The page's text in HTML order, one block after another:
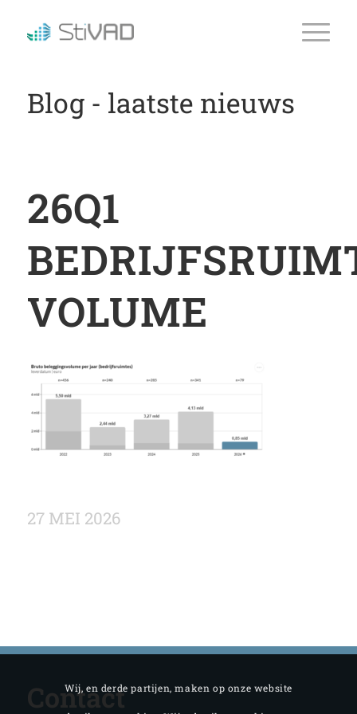
Blog - laatste nieuws
26Q1
VOLUME
27 MEI 2026
Contact
Wij, en derde partijen, maken op onze website